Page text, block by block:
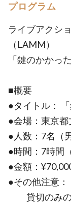
プログラム
ライブアクシ
（LAMM）
「鍵のかかっ
■概要
●タイトル：
●会場：東京
●人数：7名（
●時間：7時間
●金額：
●その他注意：
貸切のみの